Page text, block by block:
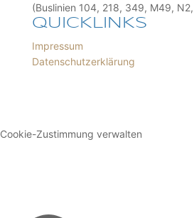
(Buslinien 104, 218, 349, M49,
QUICKLINKS
Impressum
Datenschutzerklärung
Cookie-Zustimmung verwalten